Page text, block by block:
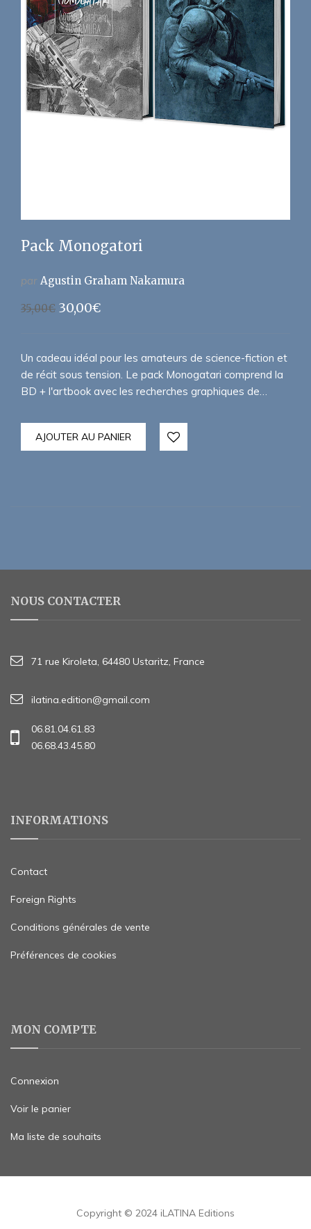
Pack Monogatori
par Agustin Graham Nakamura
35,00€ Le
était :
35,00€.
30,00€Le
est :
30,00€.
Un cadeau idéal pour les amateurs de science-fiction et
de récit sous tension. Le pack Monogatari comprend la
BD + l'artbook avec les recherches graphiques de…
AJOUTER AU PANIER
NOUS CONTACTER
71 rue Kiroleta, 64480 Ustaritz, France
ilatina.edition@gmail.com
06.81.04.61.83
06.68.43.45.80
INFORMATIONS
Contact
Foreign Rights
Conditions générales de vente
Préférences de cookies
MON COMPTE
Connexion
Voir le panier
Ma liste de souhaits
Copyright © 2024 iLATINA Editions